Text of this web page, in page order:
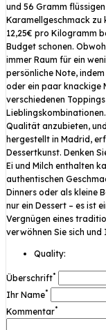
und 56 Gramm
Karamellgeschmack zu
12,25€ pro Kilogramm
Budget schonen.
immer Raum für ein
persönliche Note,
oder ein paar knackige
verschiedenen
Qualität anzubieten,
hergestellt in Madrid,
Dessertkunst. Denken
Ei und Milch enthalten
authentischen
Dinners oder als kleine
nur ein Dessert – es ist
Vergnügen eines
verwöhnen Sie sich und
Quality:
Überschrift*
Ihr Name*
Kommentar*